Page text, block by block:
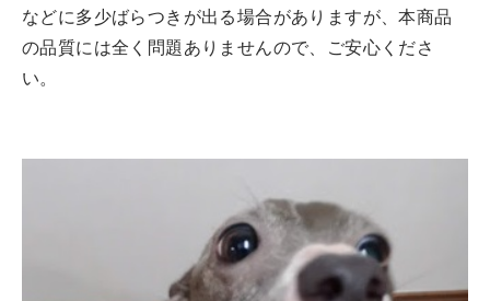
などに多少ばらつきが出る場合がありますが、本商品
の品質には全く問題ありませんので、ご安心くださ
い。